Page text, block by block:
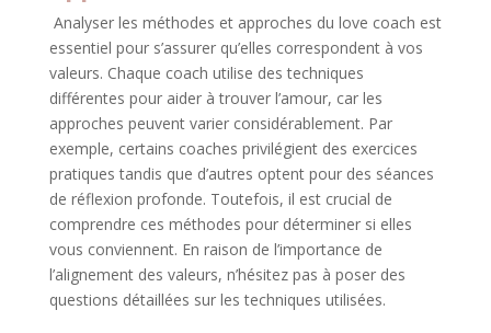
Analyser les méthodes et approches du love coach est
essentiel pour s’assurer qu’elles correspondent à vos
valeurs. Chaque coach utilise des techniques
différentes pour aider à trouver l’amour, car les
approches peuvent varier considérablement. Par
exemple, certains coaches privilégient des exercices
pratiques tandis que d’autres optent pour des séances
de réflexion profonde. Toutefois, il est crucial de
comprendre ces méthodes pour déterminer si elles
vous conviennent. En raison de l’importance de
l’alignement des valeurs, n’hésitez pas à poser des
questions détaillées sur les techniques utilisées.